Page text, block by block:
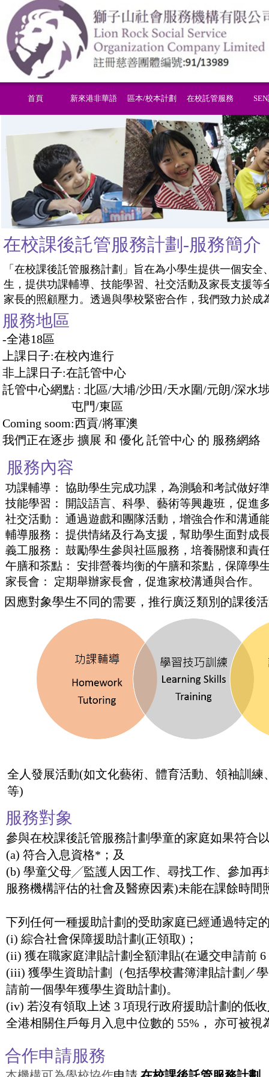
全人發展活動(如文化藝術、體育活動、領袖訓
等)
合作申請服務
在校課後託管服務計劃-服務簡介
「 在校課後託管服務計劃」旨在為小學生提供一個安
生，提供功課輔導、技能學習、社交活動及家長支援
家長的照顧壓力。透過與學校緊密合作，我們致力於
服務對象
參與在校課後託管服務計劃學童的家庭如果符合
(a) 符合入息資格*；及
(b) 學童父母╱監護人因工作、尋找工作、參加再
服務機構評估的社會及醫療因素)未能在課餘時間
下列任何一種援助計劃的受助家庭已經通過特定
(i) 綜合社會保障援助計劃(正領取)；
(ii) 獲在職家庭津貼計劃全額津貼(在遞交申請前
(iii) 獲學生資助計劃（包括學校書簿津貼計劃／
請前一個學年獲學生資助計劃)。
(iv) 若沒有領取上述 3 項現行政府援助計劃的低
全港相關住戶每月入息中位數的 55%， 亦可被
服務內容
功課輔導： 協助學生完成功課，為測驗和考試做好
技能學習： 開設語言、科學、藝術等興趣班，促進
社交活動： 通過遊戲和團隊活動，增強合作和溝通
輔導服務： 提供情緒及行為支援，幫助學生面對成
義工服務： 鼓勵學生參與社區服務，培養關懷和責
午膳和茶點： 安排營養均衡的午膳和茶點，保障學
家長會： 定期舉辦家長會，促進家校溝通與合作。
服務地區
-全港18區
上課日子:在校內進行
非上課日子:在託管中心
託管中心網點 : 北區/大埔/沙田/天水圍/元朗/深水
屯門/東區
Coming soom:西貢/將軍澳
我們正在逐步 擴展 和 優化 託管中心 的 服務網絡
因應對象學生不同的需要，推行廣泛類別的課後
首頁 新來港非華語 區本/校本計劃 在校託管服務